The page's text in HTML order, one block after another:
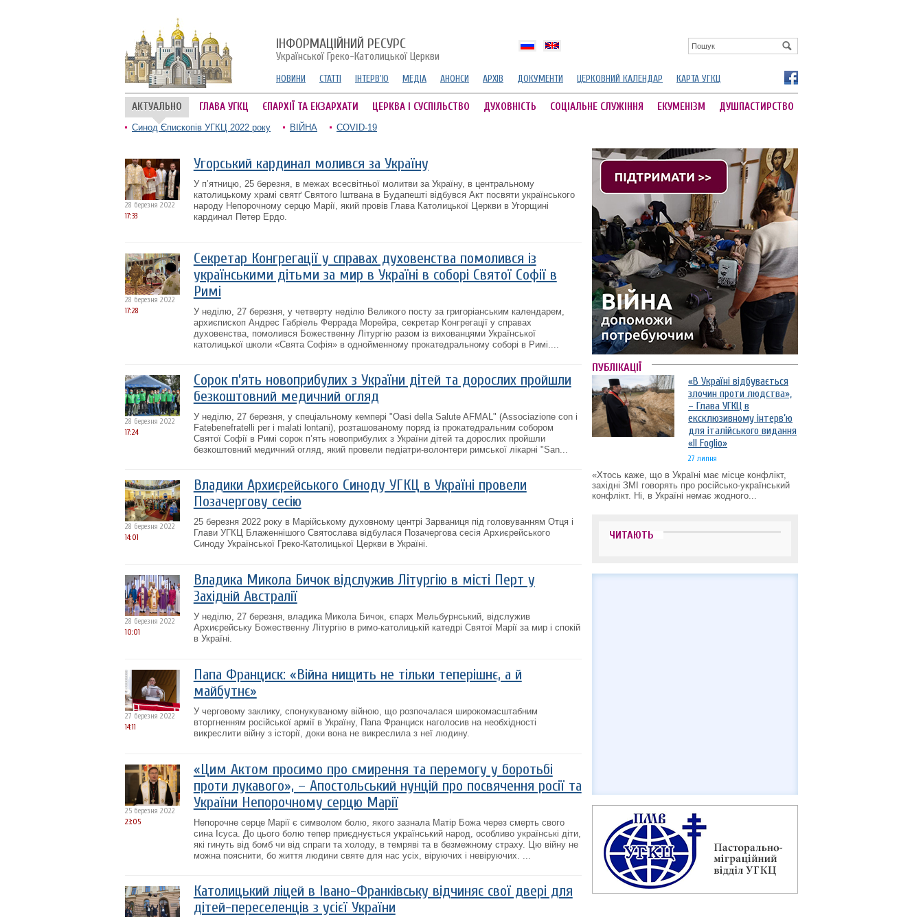
ІНФОРМАЦІЙНИЙ РЕСУРС
Української Греко-Католицької Церкви
НОВИНИ СТАТТІ ІНТЕРВ'Ю МЕДІА АНОНСИ АРХІВ ДОКУМЕНТИ ЦЕРКОВНИЙ КАЛЕНДАР КАРТА УГКЦ
АКТУАЛЬНО ГЛАВА УГКЦ ЄПАРХІЇ ТА ЕКЗАРХАТИ ЦЕРКВА І СУСПІЛЬСТВО ДУХОВНІСТЬ СОЦІАЛЬНЕ СЛУЖІННЯ ЕКУМЕНІЗМ ДУШПАСТИРСТВО
Синод Єпископів УГКЦ 2022 року ВІЙНА COVID-19
28 березня 2022
17:33
Угорський кардинал молився за Україну
У п’ятницю, 25 березня, в межах всесвітньої молитви за Україну, в центральному
католицькому храмі святґ Святого Іштвана в Будапешті відбувся Акт посвяти українського
народу Непорочному серцю Марії, який провів Глава Католицької Церкви в Угорщині
кардинал Петер Ердо.
28 березня 2022
17:28
Секретар Конгрегації у справах духовенства помолився із
українськими дітьми за мир в Україні в соборі Святої Софії в
Римі
У неділю, 27 березня, у четверту неділю Великого посту за григоріанським календарем,
архиєпископ Андрес Габріель Феррада Морейра, секретар Конгрегації у справах
духовенства, помолився Божественну Літургію разом із вихованцями Української
католицької школи «Свята Софія» в однойменному прокатедральному соборі в Римі....
28 березня 2022
17:24
Сорок п’ять новоприбулих з України дітей та дорослих пройшли
безкоштовний медичний огляд
У неділю, 27 березня, у спеціальному кемпері "Oasi della Salute AFMAL" (Associazione con i
Fatebenefratelli per i malati lontani), розташованому поряд із прокатедральним собором
Святої Софії в Римі сорок п’ять новоприбулих з України дітей та дорослих пройшли
безкоштовний медичний огляд, який провели педіатри-волонтери римської лікарні "San...
28 березня 2022
14:01
Владики Архиєрейського Синоду УГКЦ в Україні провели
Позачергову сесію
25 березня 2022 року в Марійському духовному центрі Зарваниця під головуванням Отця і
Глави УГКЦ Блаженнішого Святослава відбулася Позачергова сесія Архиєрейського
Синоду Української Греко-Католицької Церкви в Україні.
28 березня 2022
10:01
Владика Микола Бичок відслужив Літургію в місті Перт у
Західній Австралії
У неділю, 27 березня, владика Микола Бичок, єпарх Мельбурнський, відслужив
Архиєрейську Божественну Літургію в римо-католицькій катедрі Святої Марії за мир і спокій
в Україні.
27 березня 2022
14:11
Папа Франциск: «Війна нищить не тільки теперішнє, а й
майбутнє»
У черговому заклику, спонукуваному війною, що розпочалася широкомасштабним
вторгненням російської армії в Україну, Папа Франциск наголосив на необхідності
викреслити війну з історії, доки вона не викреслила з неї людину.
25 березня 2022
23:05
«Цим Актом просимо про смирення та перемогу у боротьбі
проти лукавого», – Апостольський нунцій про посвячення росії та
України Непорочному серцю Марії
Непорочне серце Марії є символом болю, якого зазнала Матір Божа через смерть свого
сина Ісуса. До цього болю тепер приєднується український народ, особливо українські діти,
які гинуть від бомб чи від спраги та холоду, в темряві та в безмежному страху. Цю війну не
можна пояснити, бо життя людини святе для нас усіх, віруючих і невіруючих. ...
Католицький ліцей в Івано-Франківську відчиняє свої двері для
дітей-переселенців з усієї України
ПУБЛІКАЦІЇ
«В Україні відбувається
злочин проти людства»,
– Глава УГКЦ в
ексклюзивному інтерв’ю
для італійського видання
«Il Foglio»
27 липня
«Хтось каже, що в Україні має місце конфлікт,
західні ЗМІ говорять про російсько-український
конфлікт. Ні, в Україні немає жодного...
ЧИТАЮТЬ